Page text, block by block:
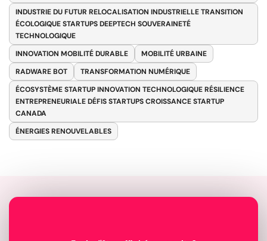
INDUSTRIE DU FUTUR RELOCALISATION INDUSTRIELLE TRANSITION
ÉCOLOGIQUE STARTUPS DEEPTECH SOUVERAINETÉ
TECHNOLOGIQUE
INNOVATION MOBILITÉ DURABLE
MOBILITÉ URBAINE
RADWARE BOT
TRANSFORMATION NUMÉRIQUE
ÉCOSYSTÈME STARTUP INNOVATION TECHNOLOGIQUE RÉSILIENCE
ENTREPRENEURIALE DÉFIS STARTUPS CROISSANCE STARTUP
CANADA
ÉNERGIES RENOUVELABLES